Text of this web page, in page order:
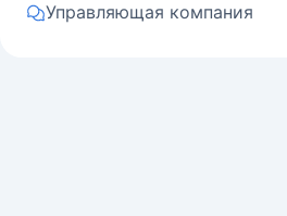
Управляющая компания